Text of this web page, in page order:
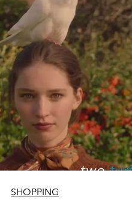
Jewellery-Kollektion, die
Schmuckdesignerin Yunjo
Sie ein in diese Welt der
SHOPPING